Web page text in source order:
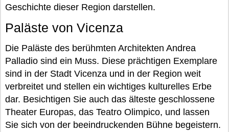
Geschichte dieser Region darstellen.
Paläste von Vicenza
Die Paläste des berühmten Architekten Andrea
Palladio sind ein Muss. Diese prächtigen Exemplare
sind in der Stadt Vicenza und in der Region weit
verbreitet und stellen ein wichtiges kulturelles Erbe
dar. Besichtigen Sie auch das älteste geschlossene
Theater Europas, das Teatro Olimpico, und lassen
Sie sich von der beeindruckenden Bühne begeistern.